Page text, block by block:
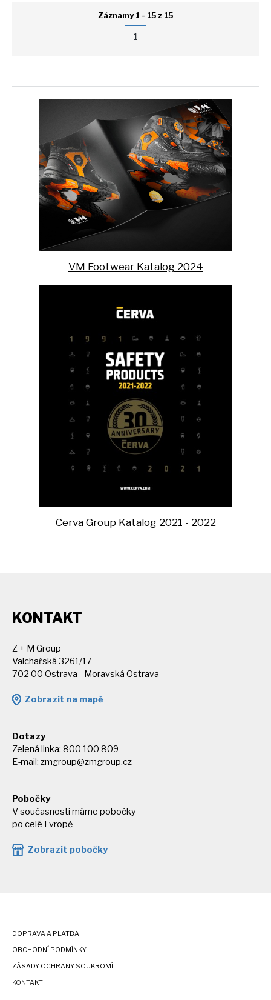
Záznamy 1 - 15 z 15
1
VM Footwear Katalog 2024
Cerva Group Katalog 2021 - 2022
KONTAKT
Z + M Group
Valchařská 3261/17
702 00 Ostrava - Moravská Ostrava
Zobrazit na mapě
Dotazy
Zelená linka: 800 100 809
E-mail: zmgroup@zmgroup.cz
Pobočky
V současnosti máme pobočky
po celé Evropě
Zobrazit pobočky
DOPRAVA A PLATBA
OBCHODNÍ PODMÍNKY
ZÁSADY OCHRANY SOUKROMÍ
KONTAKT